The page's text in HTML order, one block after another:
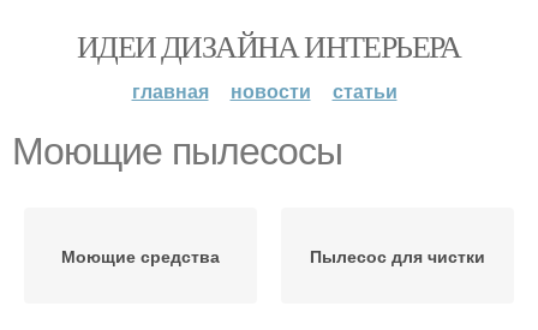
ИДЕИ ДИЗАЙНА ИНТЕРЬЕРА
главная новости статьи
Моющие пылесосы
Моющие средства Пылесос для чистки